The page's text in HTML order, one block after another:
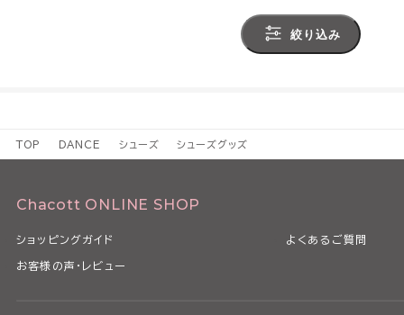
絞り込み
TOP DANCE シューズ シューズグッズ
Chacott ONLINE SHOP
ショッピングガイド よくあるご質問
お客様の声・レビュー